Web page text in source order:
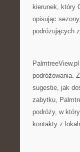
kierunek, który
opisując
podróżujących
podróżowania.
sugestie, jak
zabytku,
podróży, w
kontakty z